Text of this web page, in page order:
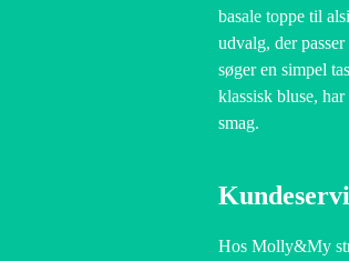
basale toppe til
udvalg, der
søger en simpel
klassisk bluse,
smag.
Hos Molly&My